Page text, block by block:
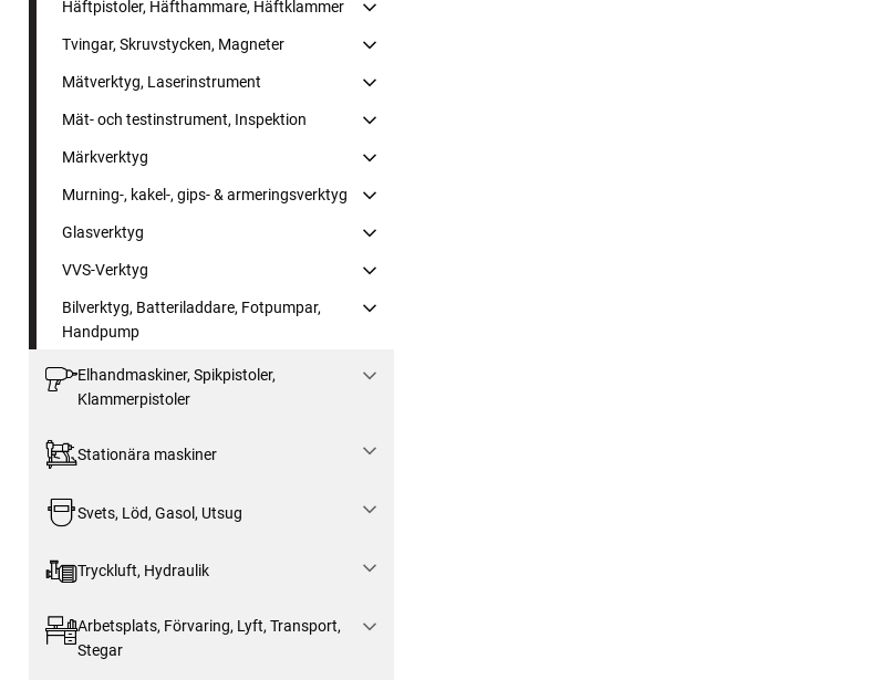
Häftpistoler, Häfthammare, Häftklammer
Tvingar, Skruvstycken, Magneter
Mätverktyg, Laserinstrument
Mät- och testinstrument, Inspektion
Märkverktyg
Murning-, kakel-, gips- & armeringsverktyg
Glasverktyg
VVS-Verktyg
Bilverktyg, Batteriladdare, Fotpumpar,
Handpump
Elhandmaskiner, Spikpistoler,
Klammerpistoler
Stationära maskiner
Svets, Löd, Gasol, Utsug
Tryckluft, Hydraulik
Arbetsplats, Förvaring, Lyft, Transport,
Stegar